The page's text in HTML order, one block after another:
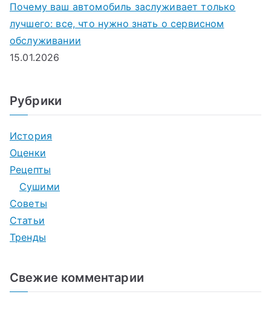
Почему ваш автомобиль заслуживает только
лучшего: все, что нужно знать о сервисном
обслуживании
15.01.2026
Рубрики
История
Оценки
Рецепты
Сушими
Советы
Статьи
Тренды
Свежие комментарии